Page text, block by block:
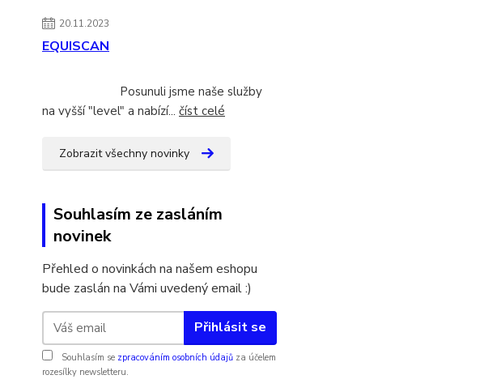
20.11.2023
EQUISCAN
Posunuli jsme naše služby
na vyšší "level" a nabízí... číst celé
Zobrazit všechny novinky
Souhlasím ze zasláním
novinek
Přehled o novinkách na našem eshopu
bude zaslán na Vámi uvedený email :)
Přihlásit se
Souhlasím se zpracováním osobních údajů za účelem
rozesílky newsletteru.